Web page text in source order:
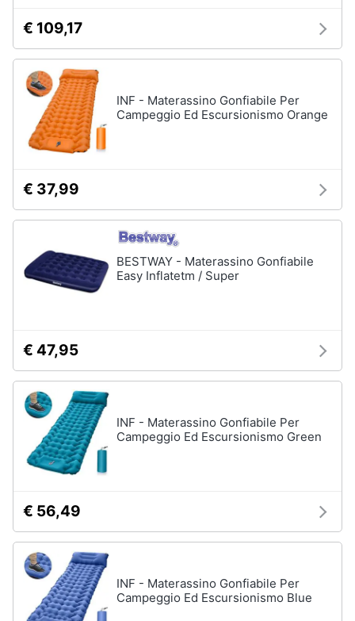
€ 109,17
INF - Materassino Gonfiabile Per
Campeggio Ed Escursionismo Orange
€ 37,99
BESTWAY - Materassino Gonfiabile
Easy Inflatetm / Super
€ 47,95
INF - Materassino Gonfiabile Per
Campeggio Ed Escursionismo Green
€ 56,49
INF - Materassino Gonfiabile Per
Campeggio Ed Escursionismo Blue